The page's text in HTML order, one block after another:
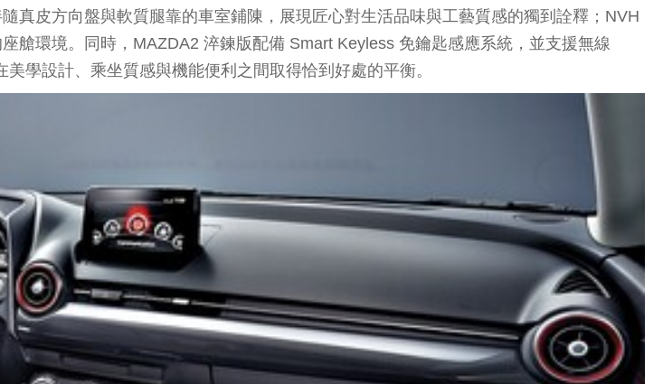
真皮方向盤與軟質腿靠的車室鋪陳，展現匠心對生活品味與工藝質感的獨到詮釋；NVH
艙環境。同時，MAZDA2 淬鍊版配備 Smart Keyless 免鑰匙感應系統，並支援無線
學設計、乘坐質感與機能便利之間取得恰到好處的平衡。